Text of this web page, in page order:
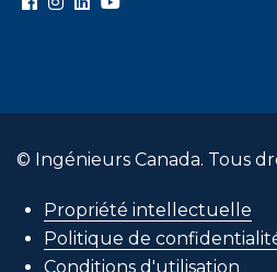
© Ingénieurs Canada. Tous
Propriété intellectuelle
Politique de
Conditions d'utilisation